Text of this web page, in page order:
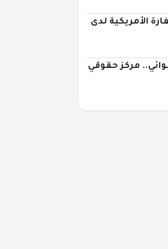
الأمريكية لدى
مركز حقوقي